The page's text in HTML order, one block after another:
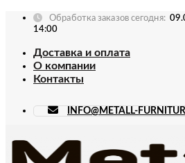
Skip
Обработка заказов сегодня:
14:00
Доставка и оплата
О компании
Контакты
INFO@METALL-